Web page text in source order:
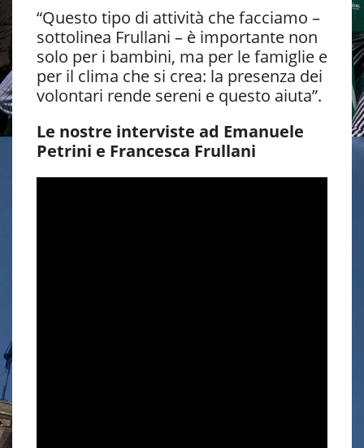
“Questo tipo di attività che facciamo –
sottolinea Frullani – è importante non
solo per i bambini, ma per le famiglie e
per il clima che si crea: la presenza dei
volontari rende sereni e questo aiuta”.
Le nostre interviste ad Emanuele
Petrini e Francesca Frullani